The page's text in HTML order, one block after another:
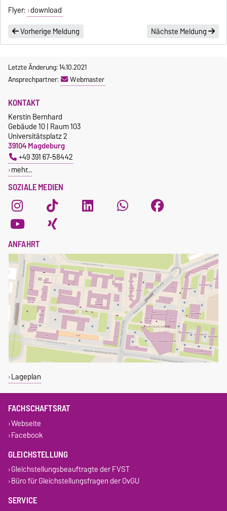
Flyer: download
Vorherige Meldung
Nächste Meldung
Letzte Änderung: 14.10.2021
Ansprechpartner:
Webmaster
SOZIALE MEDIEN
KONTAKT
Kerstin Bernhard
Gebäude 10 | Raum 103
Universitätsplatz 2
39104 Magdeburg
+49 391 67-58442
mehr…
ANFAHRT
Lageplan
FACHSCHAFTSRAT
Webseite
Facebook
GLEICHSTELLUNG
Gleichstellungsbeauftragte der FVST
Büro für Gleichstellungsfragen der OvGU
SERVICE